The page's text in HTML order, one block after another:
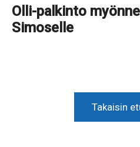
Olli-palkinto
Simoselle
Takaisin